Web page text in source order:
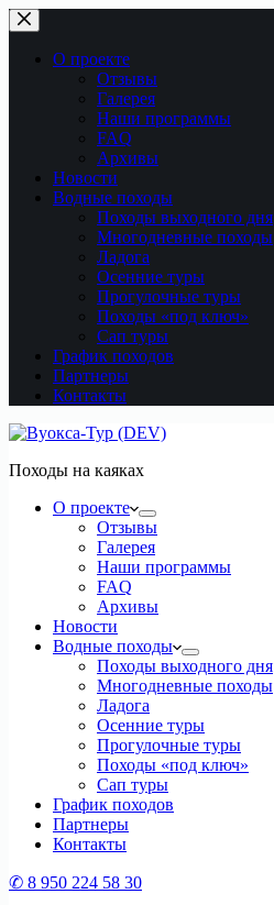
Перейти
к
сути
О проекте
Отзывы
Галерея
Наши программы
FAQ
Архивы
Новости
Водные походы
Походы выходного дня
Многодневные походы
Ладога
Осенние туры
Прогулочные туры
Походы «под ключ»
Сап туры
График походов
Партнеры
Контакты
Походы на каяках
О проекте
Отзывы
Галерея
Наши программы
FAQ
Архивы
Новости
Водные походы
Походы выходного дня
Многодневные походы
Ладога
Осенние туры
Прогулочные туры
Походы «под ключ»
Сап туры
График походов
Партнеры
Контакты
✆ 8 950 224 58 30